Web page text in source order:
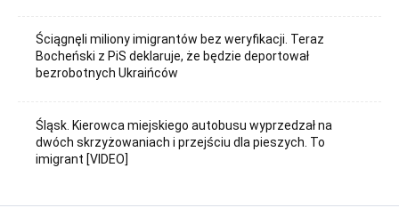
Ściągnęli miliony imigrantów bez weryfikacji. Teraz
Bocheński z PiS deklaruje, że będzie deportował
bezrobotnych Ukraińców
Śląsk. Kierowca miejskiego autobusu wyprzedzał na
dwóch skrzyżowaniach i przejściu dla pieszych. To
imigrant [VIDEO]